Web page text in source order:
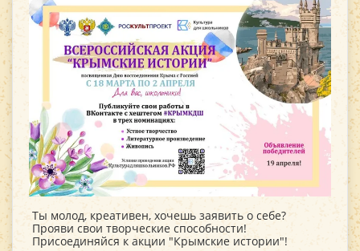
Ты молод, креативен, хочешь заявить о себе?
Прояви свои творческие способности!
Присоединяйся к акции "Крымские истории"!